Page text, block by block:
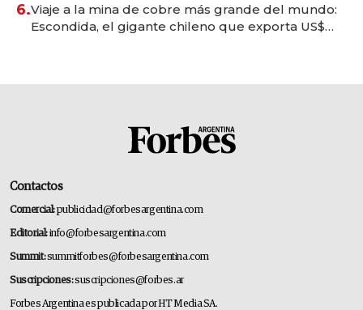
6.Viaje a la mina de cobre más grande del mundo:
Escondida, el gigante chileno que exporta US$
Contactos
Comercial:publicidad@forbesargentina.com
Editorial:info@forbesargentina.com
Summit:summitforbes@forbesargentina.com
Suscripciones:suscripciones@forbes.ar
Forbes Argentina es publicada por HT Media SA.